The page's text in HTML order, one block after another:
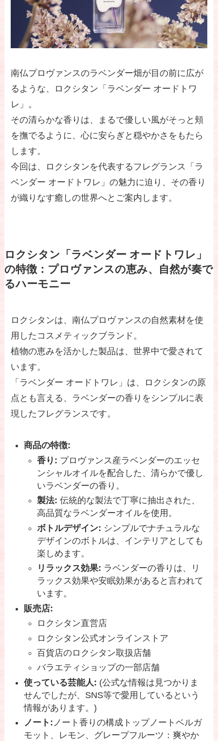
南仏プロヴァンスのラベンダー畑が目の前に広が
るような、ロクシタン「ラベンダー オードトワ
レ」。
その清らかな香りは、まるで優しい風がそっと頬
を撫でるように、心に安らぎと穏やかさをもたら
します。
今回は、ロクシタンを代表するフレグランス「ラ
ベンダー オードトワレ」の魅力に迫り、その香り
が織りなす癒しの世界へとご案内します。
ロクシタン「ラベンダー オードトワレ」
の特徴：プロヴァンスの恵み、自然が奏で
るハーモニー
ロクシタンは、南仏プロヴァンスの自然素材を使
用したコスメティックブランド。
植物の恵みを活かした製品は、世界中で愛されて
います。
「ラベンダー オードトワレ」は、ロクシタンの原
点とも言える、ラベンダーの香りをシンプルに表
現したフレグランスです。
商品の特徴:
香り: プロヴァンス産ラベンダーのエッセ
ンシャルオイルを配合した、清らかで優し
いラベンダーの香り。
製法: 伝統的な製法で丁寧に抽出された、
高品質なラベンダーオイルを使用。
ボトルデザイン: シンプルでナチュラルな
デザインのボトルは、インテリアとしても
楽しめます。
リラックス効果: ラベンダーの香りは、リ
ラックス効果や安眠効果があると言われて
います。
販売店:
ロクシタン直営店
ロクシタン公式オンラインストア
百貨店のロクシタン取扱店舗
バラエティショップの一部店舗
使っている芸能人: (公式な情報は見つかりま
せんでしたが、SNS等で愛用しているという
情報があります。)
ノート: ノート香りの構成トップノートベルガ
モット、レモン、グレープフルーツ：爽やか